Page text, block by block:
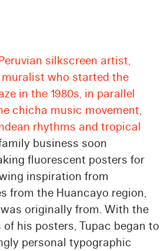
silkscreen artist,
who started the
in the 1980s, in parallel
chicha music movement,
rhythms and tropical
business soon
fluorescent posters for
inspiration from
from the Huancayo region,
originally from. With the
his posters, Tupac began to
personal typographic